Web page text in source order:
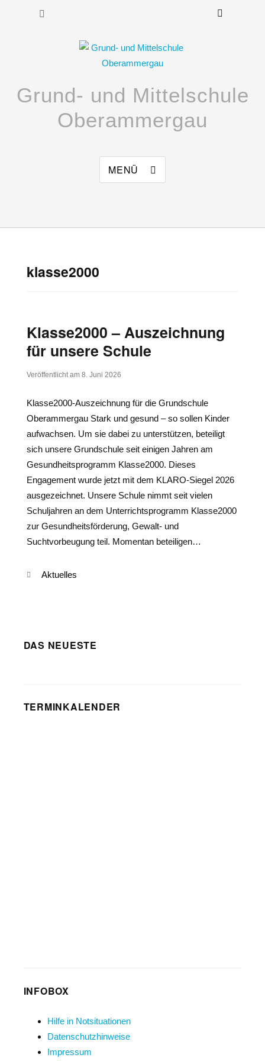
Grund- und Mittelschule
Oberammergau
MENÜ
klasse2000
Klasse2000 – Auszeichnung
für unsere Schule
Veröffentlicht am 8. Juni 2026
Klasse2000-Auszeichnung für die Grundschule
Oberammergau Stark und gesund – so sollen Kinder
aufwachsen. Um sie dabei zu unterstützen, beteiligt
sich unsere Grundschule seit einigen Jahren am
Gesundheitsprogramm Klasse2000. Dieses
Engagement wurde jetzt mit dem KLARO-Siegel 2026
ausgezeichnet. Unsere Schule nimmt seit vielen
Schuljahren an dem Unterrichtsprogramm Klasse2000
zur Gesundheitsförderung, Gewalt- und
Suchtvorbeugung teil. Momentan beteiligen…
Kategorien
Aktuelles
DAS NEUESTE
TERMINKALENDER
INFOBOX
Hilfe in Notsituationen
Datenschutzhinweise
Impressum